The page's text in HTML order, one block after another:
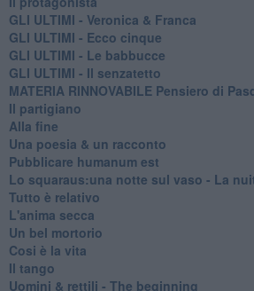
GLI ULTIMI - Veronica & Franca
GLI ULTIMI - Ecco cinque
GLI ULTIMI - Le babbucce
GLI ULTIMI - Il senzatetto
MATERIA RINNOVABILE Pensiero di
Il partigiano
Alla fine
Una poesia & un racconto
Pubblicare humanum est
Lo squaraus:una notte sul vaso - La
Tutto è relativo
L'anima secca
Un bel mortorio
Cosi è la vita
Il tango
​Uomini & rettili - The beginning